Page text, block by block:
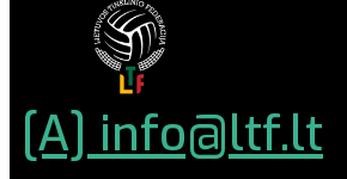
[A] info@ltf.lt